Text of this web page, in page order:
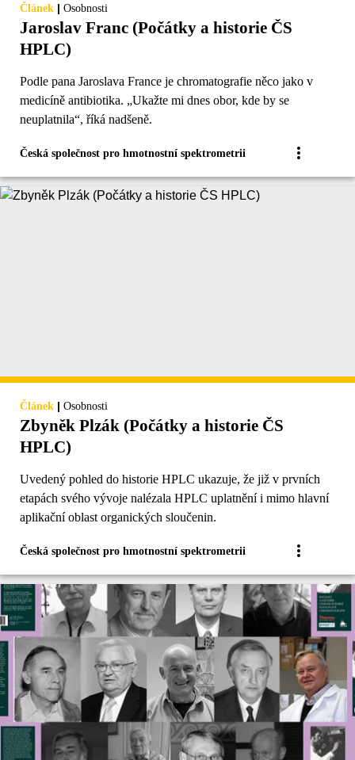
Článek | Osobnosti
Jaroslav Franc (Počátky a historie ČS
HPLC)
Podle pana Jaroslava France je chromatografie něco jako v
medicíně antibiotika. „Ukažte mi dnes obor, kde by se
neuplatnila“, říká nadšeně.
Česká společnost pro hmotnostní spektrometrii
Článek | Osobnosti
Zbyněk Plzák (Počátky a historie ČS
HPLC)
Uvedený pohled do historie HPLC ukazuje, že již v prvních
etapách svého vývoje nalézala HPLC uplatnění i mimo hlavní
aplikační oblast organických sloučenin.
Česká společnost pro hmotnostní spektrometrii